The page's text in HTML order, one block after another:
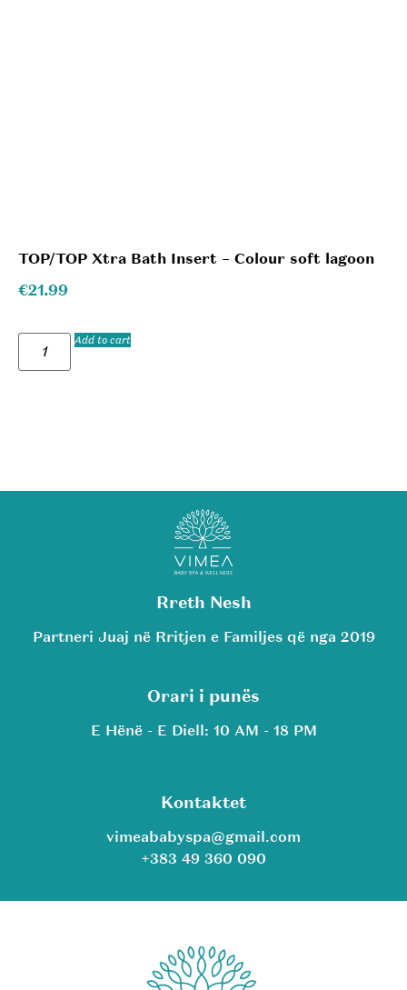
TOP/TOP Xtra Bath Insert – Colour soft lagoon
€21.99
Add to cart
Rreth Nesh
Partneri Juaj në Rritjen e Familjes që nga 2019
Orari i punës
E Hënë - E Diell: 10 AM - 18 PM
Kontaktet
vimeababyspa@gmail.com
+383 49 360 090